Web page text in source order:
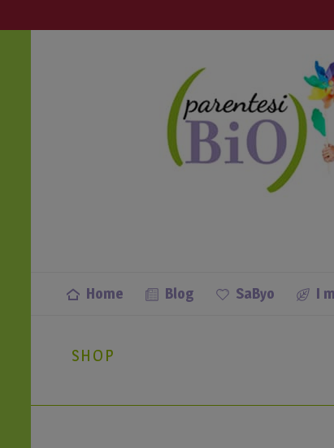
Apri anche tu una Parentesi
Home Blog SaByo I
SHOP